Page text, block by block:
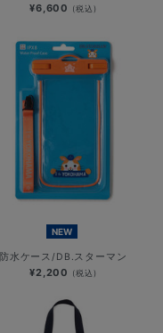
¥6,600 (税込)
NEW
防水ケース/DB.スターマン
¥2,200 (税込)